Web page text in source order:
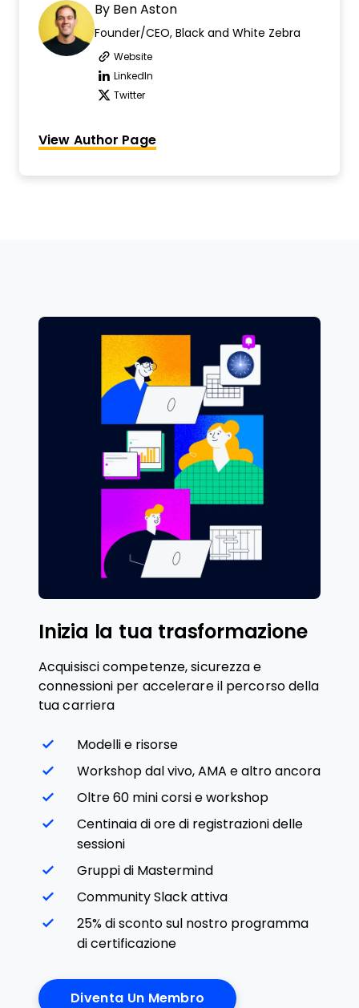
By Ben Aston
Founder/CEO, Black and White Zebra
Website
Opens new window
LinkedIn
Opens new window
Twitter
Opens new window
View Author Page
Inizia la tua trasformazione
Acquisisci competenze, sicurezza e
connessioni per accelerare il percorso della
tua carriera
Modelli e risorse
Workshop dal vivo, AMA e altro ancora
Oltre 60 mini corsi e workshop
Centinaia di ore di registrazioni delle
sessioni
Gruppi di Mastermind
Community Slack attiva
25% di sconto sul nostro programma
di certificazione
Diventa Un Membro